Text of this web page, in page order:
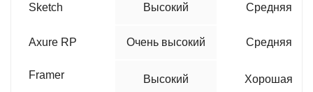
Sketch Высокий Средняя
Axure RP Очень высокий Средняя
Framer Высокий Хорошая